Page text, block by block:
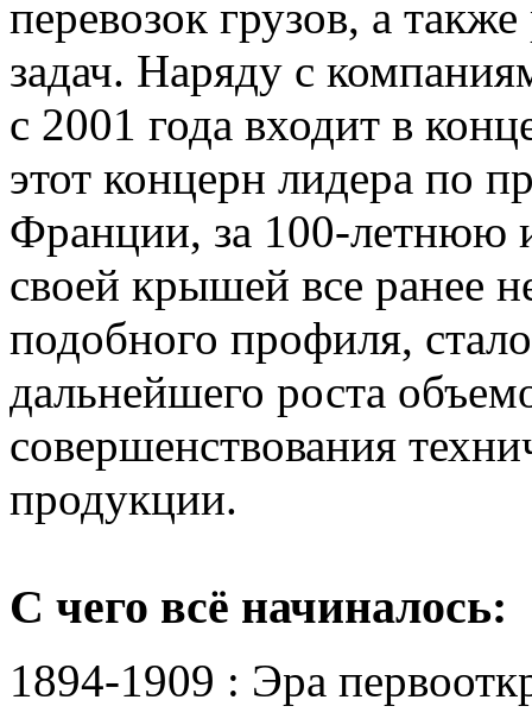
перевозок грузов, а
задач. Наряду с
с 2001 года входит в
этот концерн лидера по
Франции, за 100-летнюю
своей крышей все ранее
подобного профиля,
дальнейшего роста
совершенствования
продукции.
С чего всё начиналось:
1894-1909 : Эра